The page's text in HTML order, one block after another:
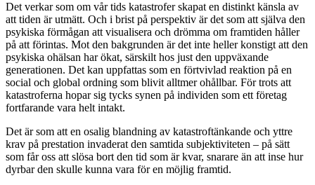
Det verkar som om vår tids katastrofer skapat en distinkt känsla av
att tiden är utmätt. Och i brist på perspektiv är det som att själva den
psykiska förmågan att visualisera och drömma om framtiden håller
på att förintas. Mot den bakgrunden är det inte heller konstigt att den
psykiska ohälsan har ökat, särskilt hos just den uppväxande
generationen. Det kan uppfattas som en förtvivlad reaktion på en
social och global ordning som blivit alltmer ohållbar. För trots att
katastroferna hopar sig tycks synen på individen som ett företag
fortfarande vara helt intakt.
Det är som att en osalig blandning av katastroftänkande och yttre
krav på prestation invaderat den samtida subjektiviteten – på sätt
som får oss att slösa bort den tid som är kvar, snarare än att inse hur
dyrbar den skulle kunna vara för en möjlig framtid.